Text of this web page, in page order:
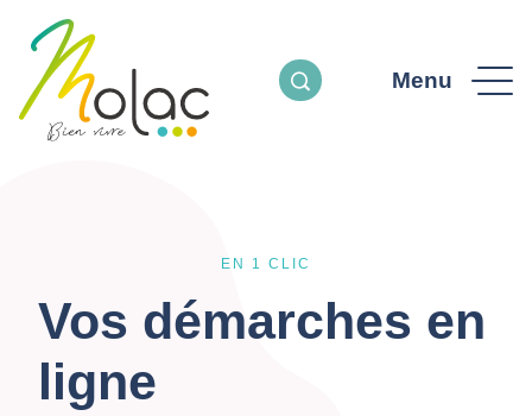
Menu
EN 1 CLIC
Vos démarches en
ligne